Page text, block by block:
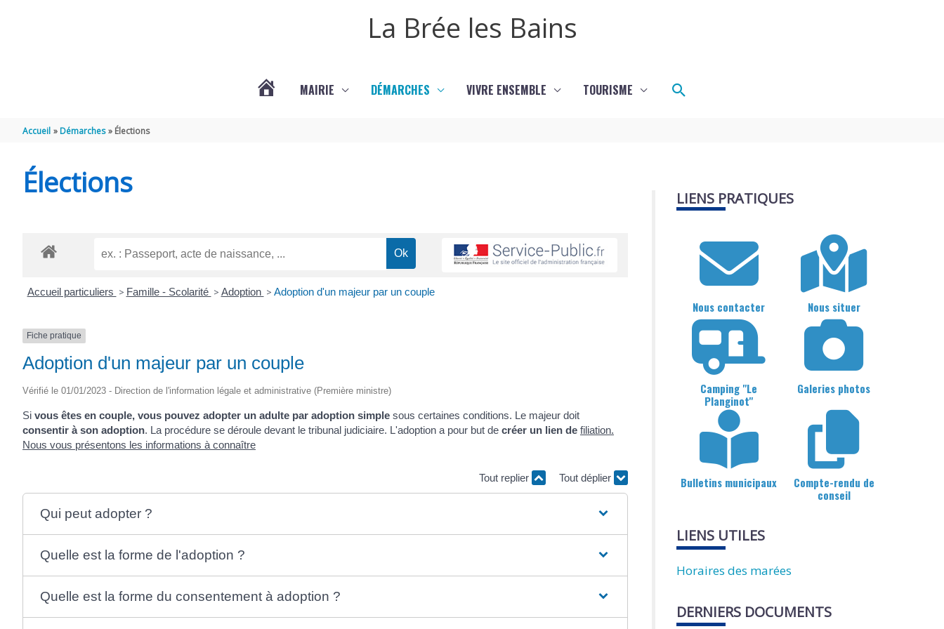
La Brée les Bains
MAIRIE DÉMARCHES VIVRE ENSEMBLE TOURISME Rechercher
Accueil Démarches Élections
Élections
Accueil particuliers > Famille - Scolarité > Adoption > Adoption d'un majeur par un couple
Fiche pratique
Adoption d'un majeur par un couple
Vérifié le 01/01/2023 - Direction de l'information légale et administrative (Première ministre)
Si vous êtes en couple, vous pouvez adopter un adulte par adoption simple sous certaines conditions. Le majeur doit
consentir à son adoption. La procédure se déroule devant le tribunal judiciaire. L'adoption a pour but de créer un lien de filiation.
Nous vous présentons les informations à connaître
Tout replier Tout déplier
Qui peut adopter ?
Quelle est la forme de l'adoption ?
Quelle est la forme du consentement à adoption ?
LIENS PRATIQUES
Nous contacter Nous situer
Camping "Le
Planginot"
Galeries photos
Bulletins municipaux
Compte-rendu de
conseil
LIENS UTILES
Horaires des marées
DERNIERS DOCUMENTS